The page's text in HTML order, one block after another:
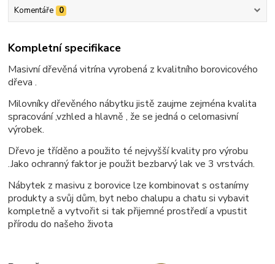
Komentáře 0
Kompletní specifikace
Masivní dřevěná vitrína vyrobená z kvalitního borovicového
dřeva .
Milovníky dřevěného nábytku jistě zaujme zejména kvalita
spracování ,vzhled a hlavně , že se jedná o celomasivní
výrobek.
Dřevo je tříděno a použito té nejvyšší kvality pro výrobu
.Jako ochranný faktor je použit bezbarvý lak ve 3 vrstvách.
Nábytek z masivu z borovice lze kombinovat s ostanímy
produkty a svůj dům, byt nebo chalupu a chatu si vybavit
kompletně a vytvořit si tak přijemné prostředí a vpustit
přírodu do našeho života